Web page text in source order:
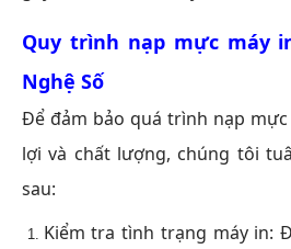
Quy trình nạp mực máy
Nghệ Số
Để đảm bảo quá trình nạp
lợi và chất lượng, chúng tôi
sau:
Kiểm tra tình trạng máy in: